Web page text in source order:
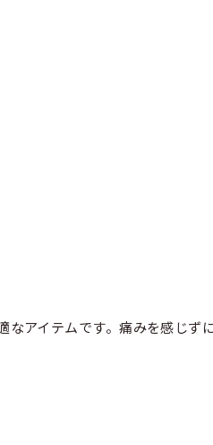
アイテムです。痛みを感じず